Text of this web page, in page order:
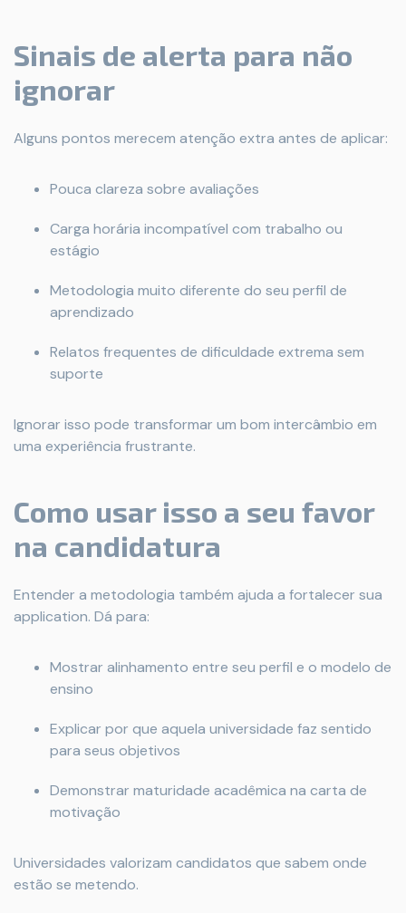
Sinais de alerta para não
ignorar
Alguns pontos merecem atenção extra antes de aplicar:
Pouca clareza sobre avaliações
Carga horária incompatível com trabalho ou
estágio
Metodologia muito diferente do seu perfil de
aprendizado
Relatos frequentes de dificuldade extrema sem
suporte
Ignorar isso pode transformar um bom intercâmbio em
uma experiência frustrante.
Como usar isso a seu favor
na candidatura
Entender a metodologia também ajuda a fortalecer sua
application. Dá para:
Mostrar alinhamento entre seu perfil e o modelo de
ensino
Explicar por que aquela universidade faz sentido
para seus objetivos
Demonstrar maturidade acadêmica na carta de
motivação
Universidades valorizam candidatos que sabem onde
estão se metendo.